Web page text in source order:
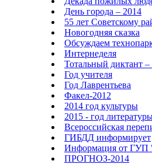
День города – 2014
55 лет Советскому
Новогодняя сказка
Обсуждаем
Интернеделя
Тотальный диктант –
Год учителя
Год Лаврентьева
Факел-2012
2014 год культуры
2015 - год
Всероссийская
ГИБДД информирует
Информация от
ПРОГНОЗ-2014